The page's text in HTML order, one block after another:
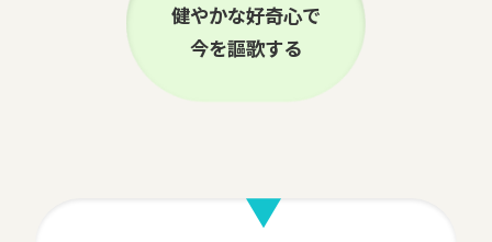
健やかな好奇心で
今を謳歌する